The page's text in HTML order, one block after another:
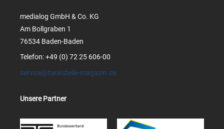
medialog GmbH & Co. KG
Am Bollgraben 1
76534 Baden-Baden
Telefon: +49 (0) 72 25 606-00
service@tankstelle-magazin.de
Unsere Partner